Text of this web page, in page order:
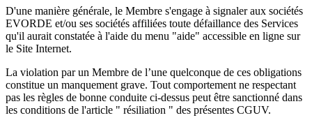
D'une manière générale, le Membre s'engage à signaler aux sociétés
EVORDE et/ou ses sociétés affiliées toute défaillance des Services
qu'il aurait constatée à l'aide du menu "aide" accessible en ligne sur
le Site Internet.
La violation par un Membre de l’une quelconque de ces obligations
constitue un manquement grave. Tout comportement ne respectant
pas les règles de bonne conduite ci-dessus peut être sanctionné dans
les conditions de l'article " résiliation " des présentes CGUV.